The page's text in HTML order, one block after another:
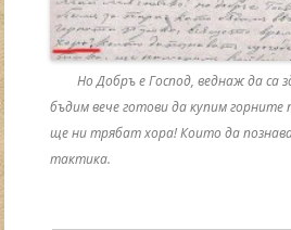
Но Добръ е Господ, веднаж да са
бъдим вече готови да купим
ще ни трябат хора! Които да
тактика.